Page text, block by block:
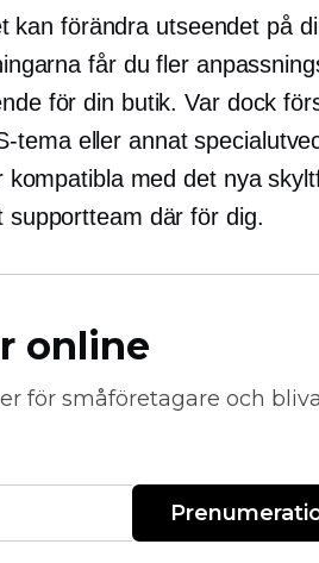
kan förändra utseendet på
får du fler
för din butik. Var dock
tema eller annat
med det nya
supportteam där för dig.
online
för småföretagare och